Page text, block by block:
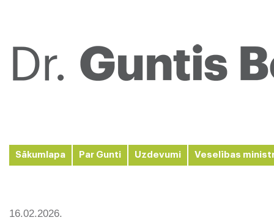
Sākumlapa Par Gunti Uzdevumi Veselības
16.02.2026.